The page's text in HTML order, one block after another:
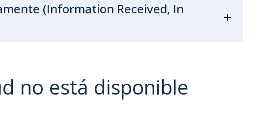
(Information Received, In
no está disponible